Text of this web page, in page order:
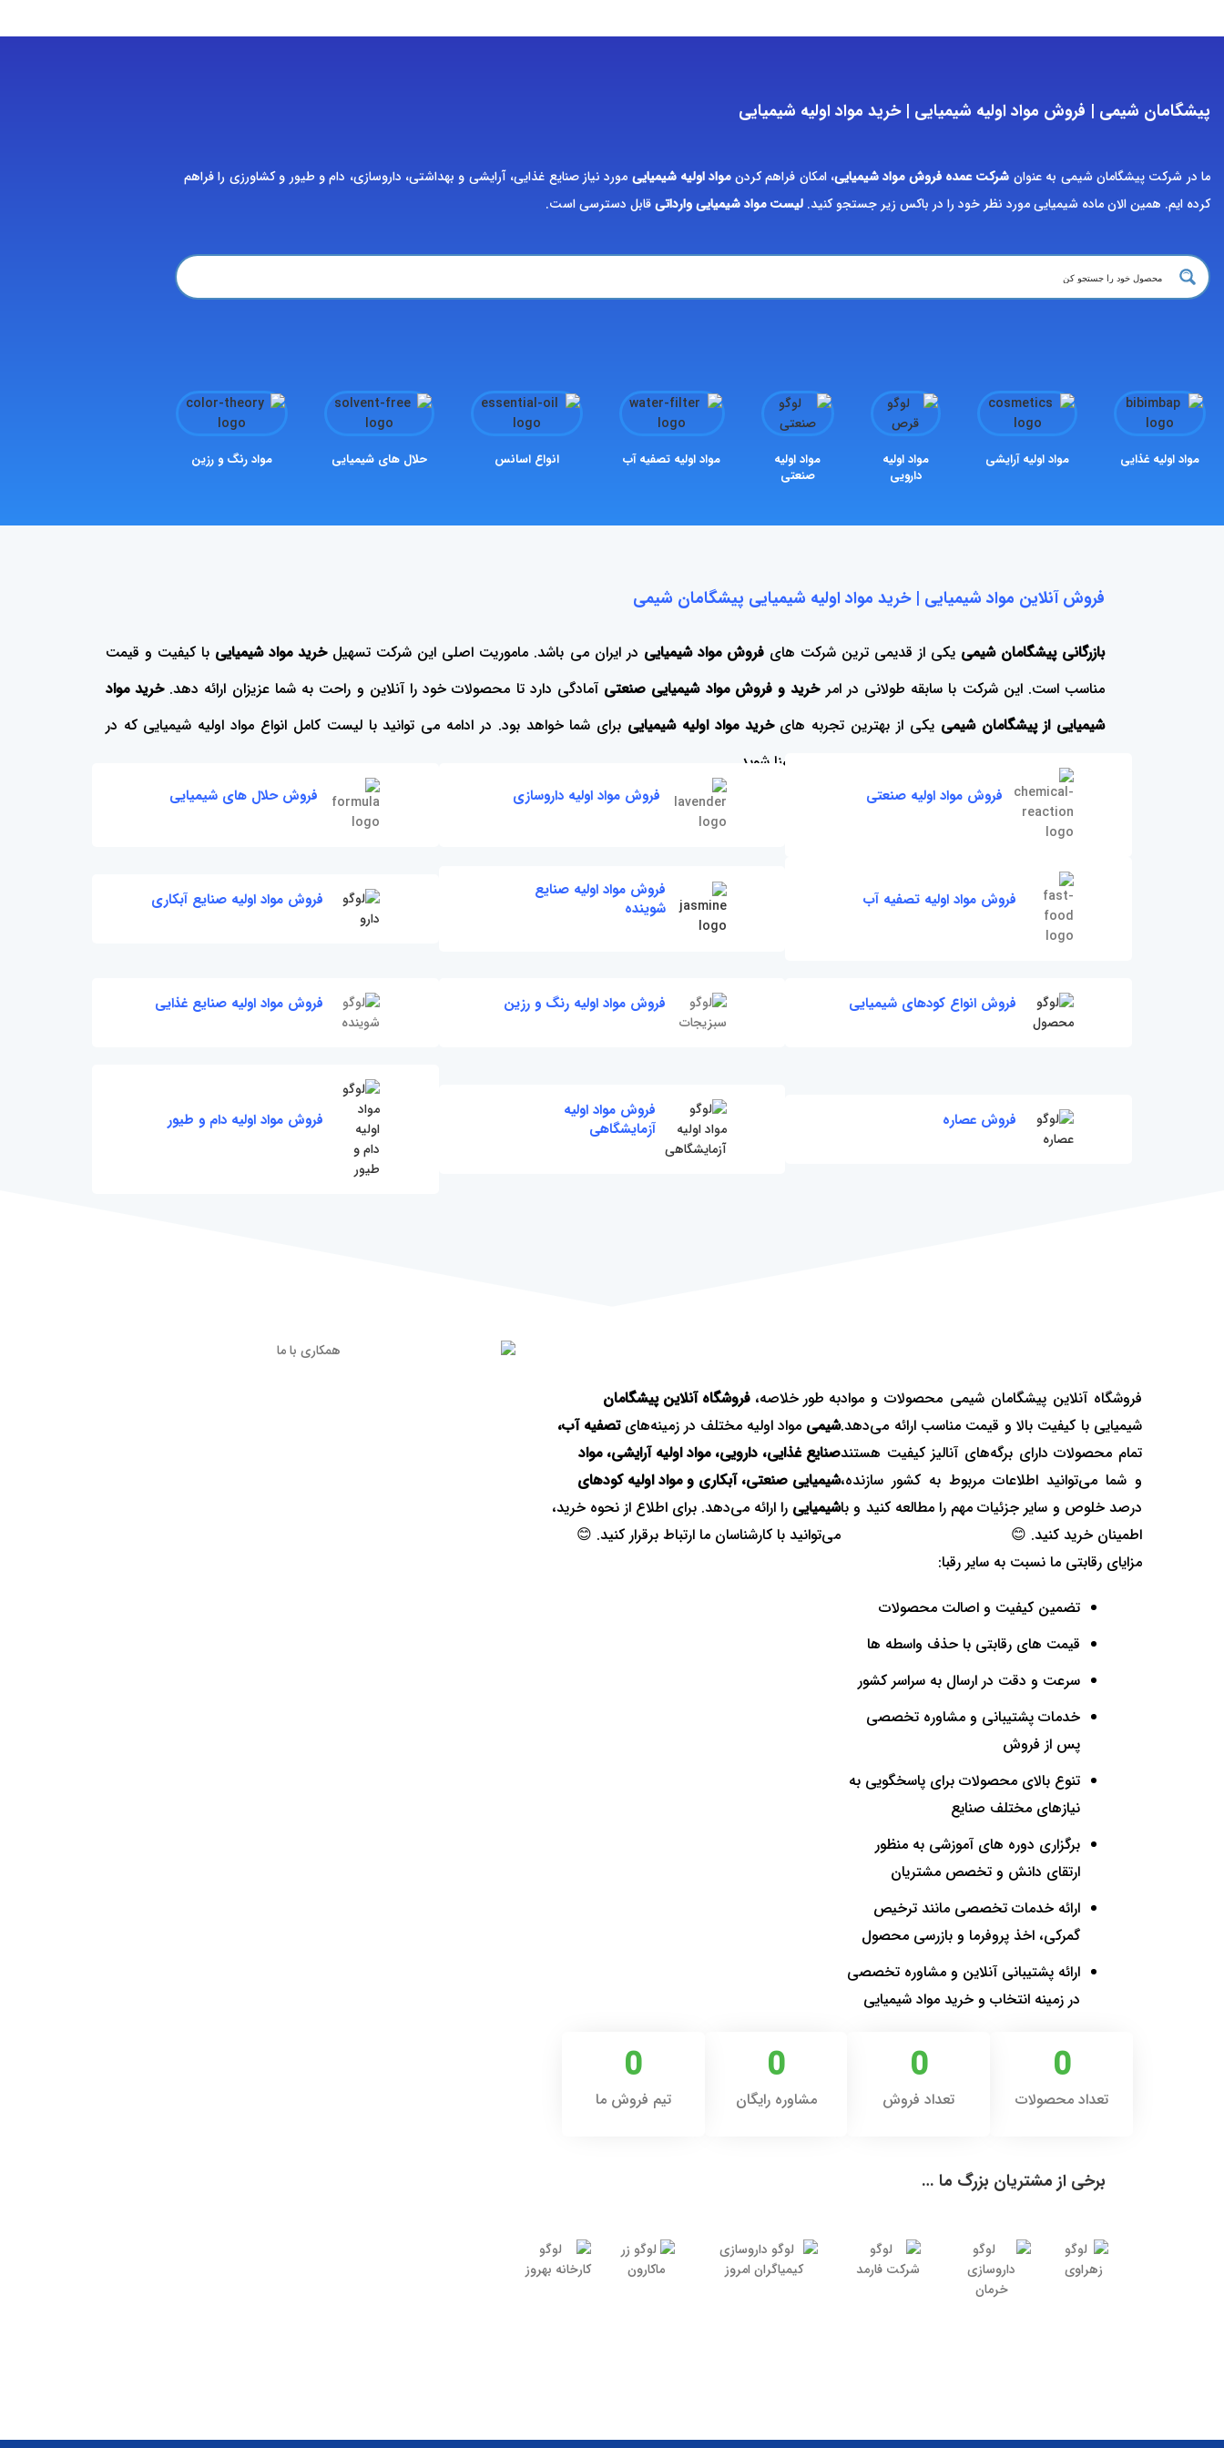
پیشگامان شیمی | فروش مواد اولیه شیمیایی | خرید مواد اولیه شیمیایی
ما در شرکت پیشگامان شیمی به عنوان شرکت عمده فروش مواد شیمیایی، امکان فراهم کردنمواد اولیه شیمیایی مورد نیاز صنایع غذایی، آرایشی و بهداشتی، داروسازی، دام و طیور و کشاورزی را فراهم
کرده ایم. همین الان ماده شیمیایی مورد نظر خود را در باکس زیر جستجو کنید. لیست مواد شیمیایی وارداتیقابل دسترسی است.
مواد اولیه غذایی مواد اولیه آرایشی
مواد اولیه
دارویی
مواد اولیه
صنعتی
مواد اولیه تصفیه آب انواع اسانس حلال های شیمیایی مواد رنگ و رزین
فروش آنلاین مواد شیمیایی | خرید مواد اولیه شیمیایی پیشگامان شیمی
بازرگانی پیشگامان شیمی یکی از قدیمی ترین شرکت هایفروش مواد شیمیایی در ایران می باشد. ماموریت اصلی این شرکت تسهیلخرید مواد شیمیایی با کیفیت و قیمت
مناسب است. این شرکت با سابقه طولانی در امرخرید و فروش مواد شیمیایی صنعتی آمادگی دارد تا محصولات خود را آنلاین و راحت به شما عزیزان ارائه دهد.خرید مواد
شیمیایی از پیشگامان شیمی یکی از بهترین تجربه هایخرید مواد اولیه شیمیایی برای شما خواهد بود. در ادامه می توانید با لیست کامل انواع مواد اولیه شیمیایی که در
گریدهای مختلف توسط این مجموعه تامین می شود، آشنا شوید.
فروش مواد اولیه صنعتی فروش مواد اولیه داروسازی فروش حلال های شیمیایی
فروش مواد اولیه تصفیه آب
فروش مواد اولیه صنایع
شوینده
فروش مواد اولیه صنایع آبکاری
فروش انواع کودهای شیمیایی فروش مواد اولیه رنگ و رزین فروش مواد اولیه صنایع غذایی
فروش عصاره
فروش مواد اولیه
آزمایشگاهی
فروش مواد اولیه دام و طیور
فروشگاه آنلاین پیشگامان شیمی محصولات و مواد
شیمیایی با کیفیت بالا و قیمت مناسب ارائه می‌دهد.
تمام محصولات دارای برگه‌های آنالیز کیفیت هستند
و شما می‌توانید اطلاعات مربوط به کشور سازنده،
درصد خلوص و سایر جزئیات مهم را مطالعه کنید و با
اطمینان خرید کنید. 😊
مزایای رقابتی ما نسبت به سایر رقبا:
تضمین کیفیت و اصالت محصولات
قیمت های رقابتی با حذف واسطه ها
سرعت و دقت در ارسال به سراسر کشور
خدمات پشتیبانی و مشاوره تخصصی
پس از فروش
تنوع بالای محصولات برای پاسخگویی به
نیازهای مختلف صنایع
برگزاری دوره های آموزشی به منظور
ارتقای دانش و تخصص مشتریان
ارائه خدمات تخصصی مانند ترخیص
گمرکی، اخذ پروفرما و بازرسی محصول
ارائه پشتیبانی آنلاین و مشاوره تخصصی
در زمینه انتخاب و خرید مواد شیمیایی
به طور خلاصه، فروشگاه آنلاین پیشگامان
شیمی مواد اولیه مختلف در زمینه‌هایتصفیه آب،
صنایع غذایی، دارویی، مواد اولیه آرایشی، مواد
شیمیایی صنعتی، آبکاری و مواد اولیه کودهای
شیمیایی را ارائه می‌دهد. برای اطلاع از نحوه خرید،
می‌توانید با کارشناسان ما ارتباط برقرار کنید. 😊
تعداد محصولات
0
تعداد فروش
0
مشاوره رایگان
0
تیم فروش ما
0
برخی از مشتریان بزرگ ما …